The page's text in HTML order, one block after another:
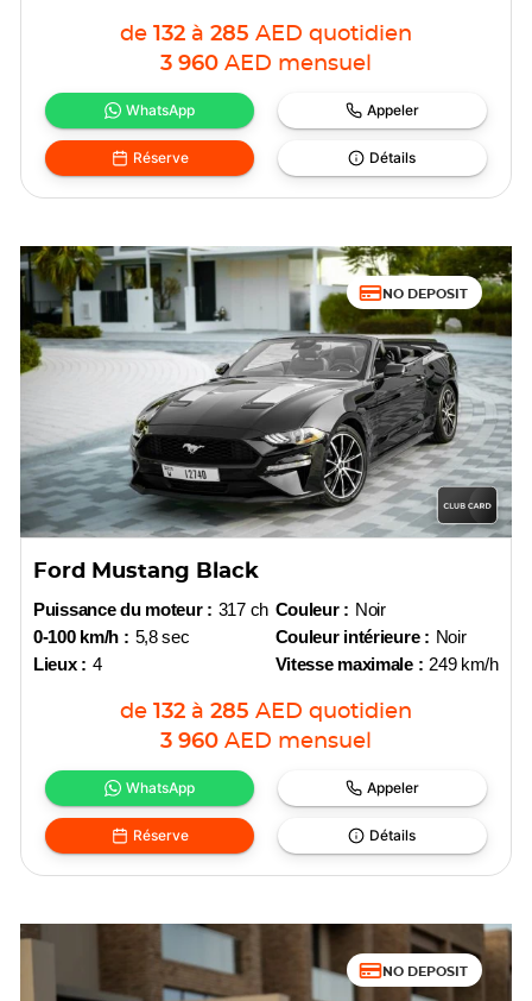
de 132 à 285 AED quotidien
3 960 AED mensuel
WhatsApp Appeler
Réserve Détails
NO DEPOSIT
Ford Mustang Black
Puissance du moteur : 317 ch
0-100 km/h : 5,8 sec
Lieux : 4
Couleur : Noir
Couleur intérieure : Noir
Vitesse maximale : 249 km/h
de 132 à 285 AED quotidien
3 960 AED mensuel
WhatsApp Appeler
Réserve Détails
NO DEPOSIT